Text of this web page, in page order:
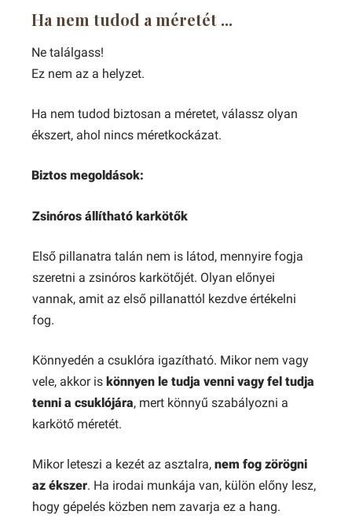
Ha nem tudod a méretét ...
Ne találgass!
Ez nem az a helyzet.
Ha nem tudod biztosan a méretet, válassz olyan
ékszert, ahol nincs méretkockázat.
Biztos megoldások:
Zsinóros állítható karkötők
Első pillanatra talán nem is látod, mennyire fogja
szeretni a zsinóros karkötőjét. Olyan előnyei
vannak, amit az első pillanattól kezdve értékelni
fog.
Könnyedén a csuklóra igazítható. Mikor nem vagy
vele, akkor is könnyen le tudja venni vagy fel tudja
tenni a csuklójára, mert könnyű szabályozni a
karkötő méretét.
Mikor leteszi a kezét az asztalra, nem fog zörögni
az ékszer. Ha irodai munkája van, külön előny lesz,
hogy gépelés közben nem zavarja ez a hang.